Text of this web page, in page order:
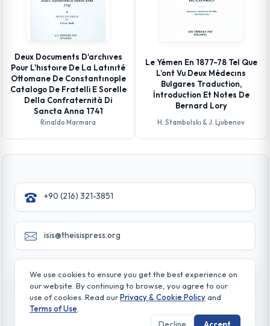
Deux Documents D'archıves
Pour L'hıstoıre De La Latınıté
Ottomane De Constantınople
Catalogo De Fratelli E Sorelle
Della Confraternità Di
Sancta Anna 1741
Rinaldo Marmara
Le Yémen En 1877-78 Tel Que
L’ont Vu Deux Médecıns
Bulgares Traduction,
İntroduction Et Notes De
Bernard Lory
H. Stambolskı & J. Ljubenov
+90 (216) 321-3851
isis@theisispress.org
Yazmaci Emine Sokak No:4/a Burhaniye - Beylerbeyi
TR 34676 ISTANBUL-TURKEY
© All rights reserved. 2026 The Isis Press
We use cookies to ensure you get the best experience on
our website. By continuing to browse, you agree to our
use of cookies. Read ourPrivacy & Cookie Policyand
Terms of Use